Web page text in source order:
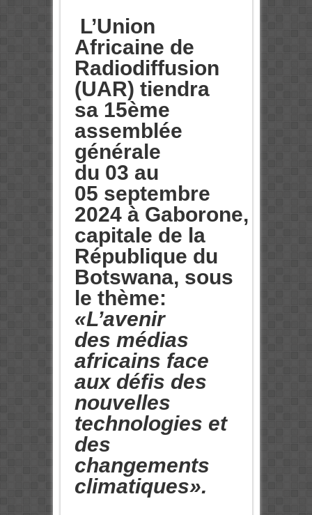
L’Union
Africaine de
Radiodiffusion
(UAR) tiendra
sa 15ème
assemblée
générale
du 03 au
05 septembre
2024 à Gaborone,
capitale de la
République du
Botswana, sous
le thème:
«L’avenir
des médias
africains face
aux défis des
nouvelles
technologies et
des
changements
climatiques».